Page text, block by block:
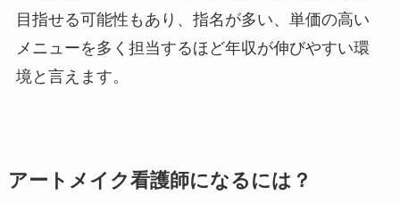
目指せる可能性もあり、指名が多い、単価の高い
メニューを多く担当するほど年収が伸びやすい環
境と言えます。
アートメイク看護師になるには？